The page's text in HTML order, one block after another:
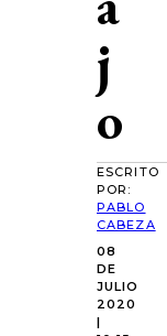
j
o
ESCRITO
POR:
PABLO
CABEZA
08
DE
JULIO
2020
|